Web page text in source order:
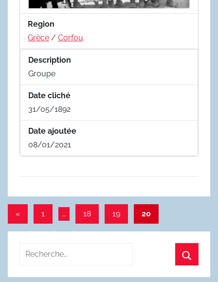
Region
Grèce / Corfou
Description
Groupe
Date cliché
31/05/1892
Date ajoutée
08/01/2021
Pagination
des
publications
«Publications
précédentes
1 … 18 19 20
Recherche
: